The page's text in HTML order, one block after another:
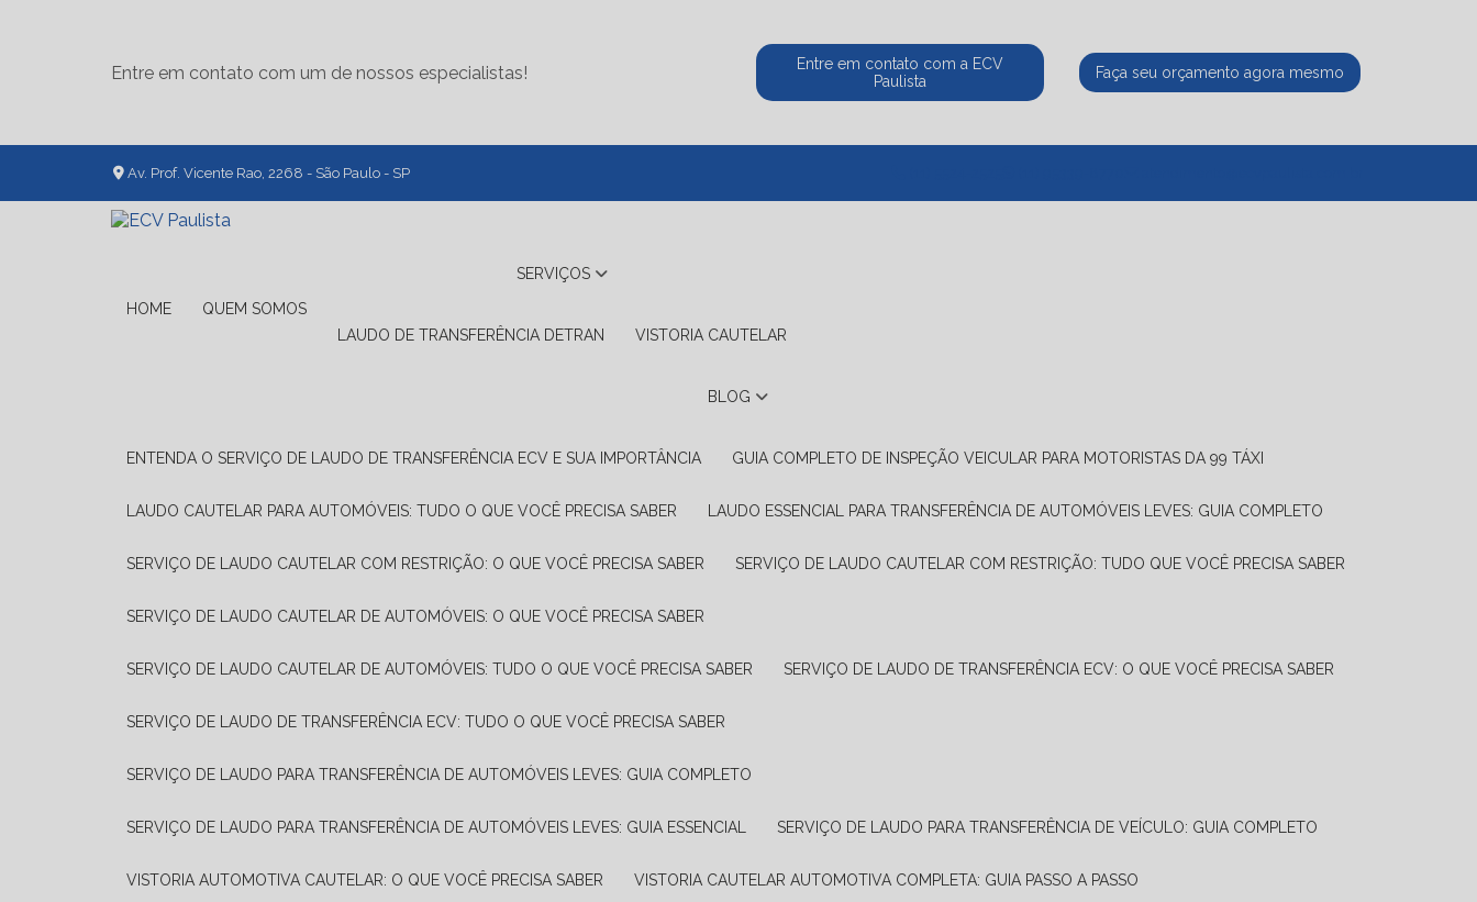
Entre em contato com um de nossos especialistas!
Entre em contato com a ECV
Paulista
Faça seu orçamento agora mesmo
Av. Prof. Vicente Rao, 2268 - São Paulo - SP
HOME QUEM SOMOS
SERVIÇOS
LAUDO DE TRANSFERÊNCIA DETRAN VISTORIA CAUTELAR
BLOG
ENTENDA O SERVIÇO DE LAUDO DE TRANSFERÊNCIA ECV E SUA IMPORTÂNCIA GUIA COMPLETO DE INSPEÇÃO VEICULAR PARA MOTORISTAS DA 99 TÁXI
LAUDO CAUTELAR PARA AUTOMÓVEIS: TUDO O QUE VOCÊ PRECISA SABER LAUDO ESSENCIAL PARA TRANSFERÊNCIA DE AUTOMÓVEIS LEVES: GUIA COMPLETO
SERVIÇO DE LAUDO CAUTELAR COM RESTRIÇÃO: O QUE VOCÊ PRECISA SABER SERVIÇO DE LAUDO CAUTELAR COM RESTRIÇÃO: TUDO QUE VOCÊ PRECISA SABER
SERVIÇO DE LAUDO CAUTELAR DE AUTOMÓVEIS: O QUE VOCÊ PRECISA SABER
SERVIÇO DE LAUDO CAUTELAR DE AUTOMÓVEIS: TUDO O QUE VOCÊ PRECISA SABER SERVIÇO DE LAUDO DE TRANSFERÊNCIA ECV: O QUE VOCÊ PRECISA SABER
SERVIÇO DE LAUDO DE TRANSFERÊNCIA ECV: TUDO O QUE VOCÊ PRECISA SABER
SERVIÇO DE LAUDO PARA TRANSFERÊNCIA DE AUTOMÓVEIS LEVES: GUIA COMPLETO
SERVIÇO DE LAUDO PARA TRANSFERÊNCIA DE AUTOMÓVEIS LEVES: GUIA ESSENCIAL SERVIÇO DE LAUDO PARA TRANSFERÊNCIA DE VEÍCULO: GUIA COMPLETO
VISTORIA AUTOMOTIVA CAUTELAR: O QUE VOCÊ PRECISA SABER VISTORIA CAUTELAR AUTOMOTIVA COMPLETA: GUIA PASSO A PASSO